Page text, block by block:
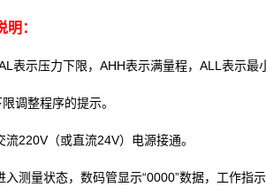
：
表示压力下限，AHH表示满量程，ALL表示最
调整程序的提示。
220V（或直流24V）电源接通。
测量状态，数码管显示“0000”数据，工作指示